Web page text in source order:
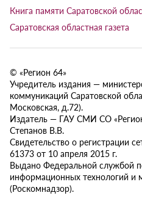
Книга памяти Саратовской
Саратовская областная газета
© «Регион 64»
Учредитель издания —
коммуникаций Саратовской
Московская, д.72).
Издатель — ГАУ СМИ СО
Степанов В.В.
Свидетельство о регистрации
61373 от 10 апреля 2015 г.
Выдано Федеральной службой
информационных технологий и
(Роскомнадзор).